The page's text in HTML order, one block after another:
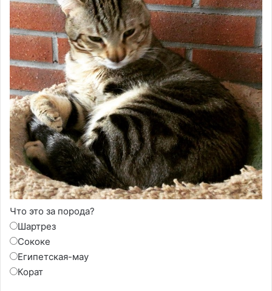
Что это за порода?
Шартрез
Сококе
Египетская-мау
Корат